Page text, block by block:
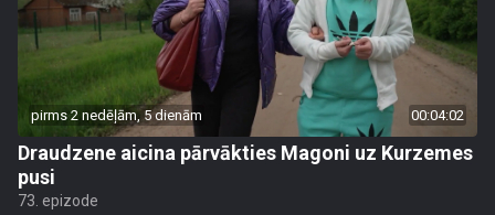
pirms 2 nedēļām, 5 dienām 00:04:02
Draudzene aicina pārvākties Magoni uz Kurzemes
pusi
73. epizode